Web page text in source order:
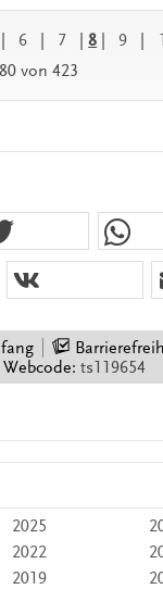
6 7 |8 9
von 423
Webcode: ts119654
2025
2022
2019